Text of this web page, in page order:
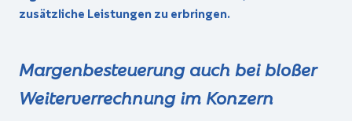
zusätzliche Leistungen zu erbringen.
Margenbesteuerung auch bei bloßer
Weiterverrechnung im Konzern